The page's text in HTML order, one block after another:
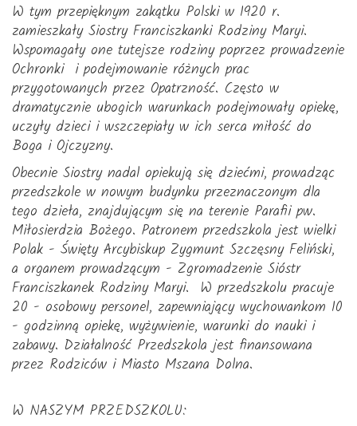
W tym przepięknym zakątku Polski w 1920 r.
zamieszkały Siostry Franciszkanki Rodziny Maryi.
Wspomagały one tutejsze rodziny poprzez prowadzenie
Ochronki i podejmowanie różnych prac
przygotowanych przez Opatrzność. Często w
dramatycznie ubogich warunkach podejmowały opiekę,
uczyły dzieci i wszczepiały w ich serca miłość do
Boga i Ojczyzny.
Obecnie Siostry nadal opiekują się dziećmi, prowadząc
przedszkole w nowym budynku przeznaczonym dla
tego dzieła, znajdującym się na terenie Parafii pw.
Miłosierdzia Bożego. Patronem przedszkola jest wielki
Polak - Święty Arcybiskup Zygmunt Szczęsny Feliński,
a organem prowadzącym - Zgromadzenie Sióstr
Franciszkanek Rodziny Maryi. W przedszkolu pracuje
20 - osobowy personel, zapewniający wychowankom 10
- godzinną opiekę, wyżywienie, warunki do nauki i
zabawy. Działalność Przedszkola jest finansowana
przez Rodziców i Miasto Mszana Dolna.
W NASZYM PRZEDSZKOLU: